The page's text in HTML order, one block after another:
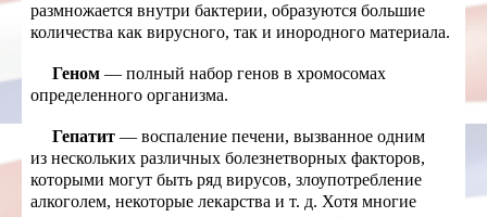
размножается внутри бактерии, образуются большие
количества как вирусного, так и инородного материала.
Геном — полный набор генов в хромосомах
определенного организма.
Гепатит — воспаление печени, вызванное одним
из нескольких различных болезнетворных факторов,
которыми могут быть ряд вирусов, злоупотребление
алкоголем, некоторые лекарства и т. д. Хотя многие